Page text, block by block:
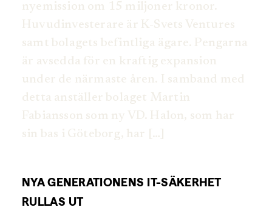
nyemission om 15 miljoner kronor.
Huvudinvesterare är K-Svets Ventures
samt bolagets befintliga ägare. Pengarna
är avsedda för en kraftig expansion
under de närmaste åren. I samband med
detta anställer bolaget Martin
Fabiansson som ny VD. Halon, som har
sin bas i Göteborg, har […]
NYA GENERATIONENS IT-SÄKERHET
RULLAS UT